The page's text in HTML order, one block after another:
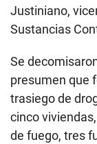
Justiniano,
Sustancias
Se
presumen que
trasiego de
cinco
de fuego, tres